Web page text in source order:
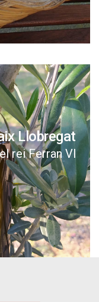
Llobregat
rei Ferran VI